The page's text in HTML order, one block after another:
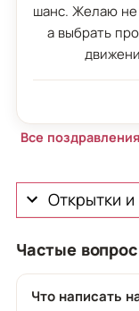
шанс. Желаю не
а выбрать
Все
Открытки
Частые
Что написать